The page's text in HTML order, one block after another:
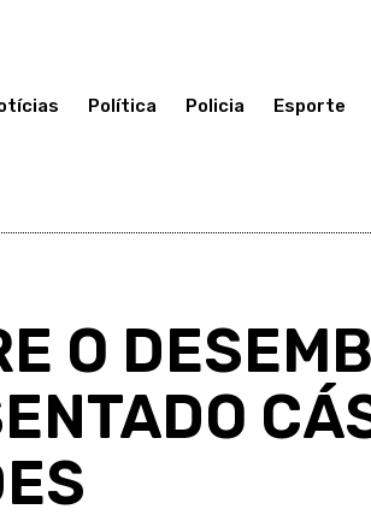
Política Policia Esporte
O